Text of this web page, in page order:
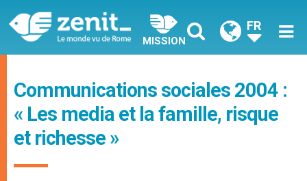
MISSION
FR
Communications sociales 2004 :
« Les media et la famille, risque
et richesse »